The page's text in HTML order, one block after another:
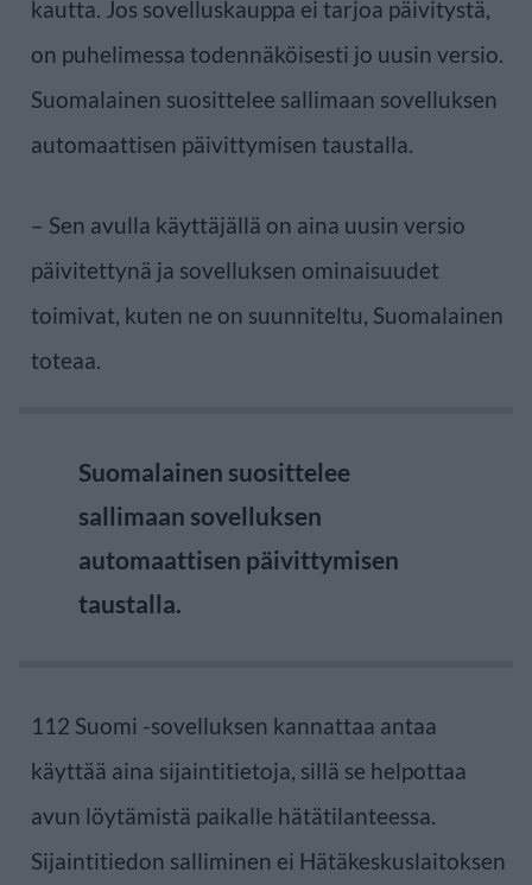
kautta. Jos sovelluskauppa ei tarjoa päivitystä,
on puhelimessa todennäköisesti jo uusin versio.
Suomalainen suosittelee sallimaan sovelluksen
automaattisen päivittymisen taustalla.
– Sen avulla käyttäjällä on aina uusin versio
päivitettynä ja sovelluksen ominaisuudet
toimivat, kuten ne on suunniteltu, Suomalainen
toteaa.
Suomalainen suosittelee
sallimaan sovelluksen
automaattisen päivittymisen
taustalla.
112 Suomi -sovelluksen kannattaa antaa
käyttää aina sijaintitietoja, sillä se helpottaa
avun löytämistä paikalle hätätilanteessa.
Sijaintitiedon salliminen ei Hätäkeskuslaitoksen